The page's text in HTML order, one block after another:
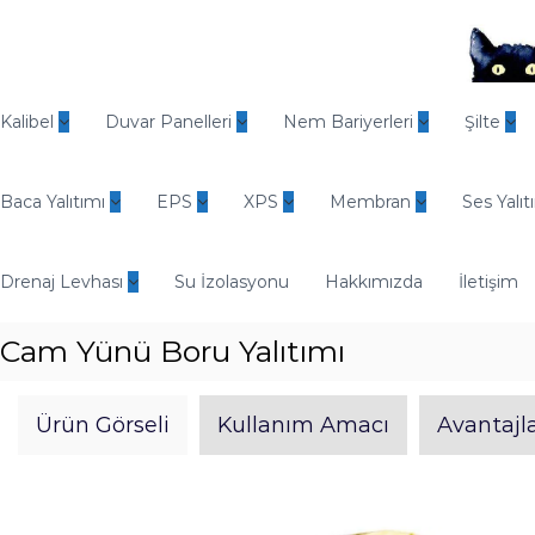
e
d
E
ü
t
Kalibel Duvar Panelleri Nem Bariyerleri Şilte
Baca Yalıtımı EPS XPS Membran Ses
Drenaj Levhası Su İzolasyonu Hakkımızda İletişim
Cam Yünü Boru Yalıtımı
Ürün Görseli Kullanım Amacı